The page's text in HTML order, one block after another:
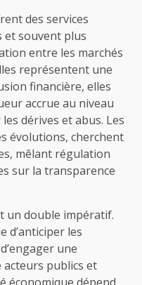
des services
et souvent plus
entre les marchés
représentent une
financière, elles
accrue au niveau
dérives et abus. Les
évolutions, cherchent
mêlant régulation
sur la transparence
un double impératif.
d’anticiper les
une
publics et
économique dépend